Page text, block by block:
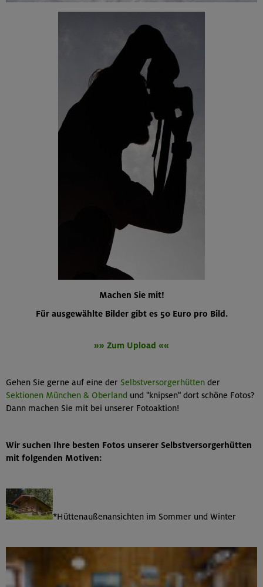
Machen Sie mit!
Für ausgewählte Bilder gibt es 50 Euro pro Bild.
»» Zum Upload ««
Gehen Sie gerne auf eine der Selbstversorgerhütten der
Sektionen München & Oberland und "knipsen" dort schöne Fotos?
Dann machen Sie mit bei unserer Fotoaktion!
Wir suchen Ihre besten Fotos unserer Selbstversorgerhütten
mit folgenden Motiven:
*Hüttenaußenansichten im Sommer und Winter